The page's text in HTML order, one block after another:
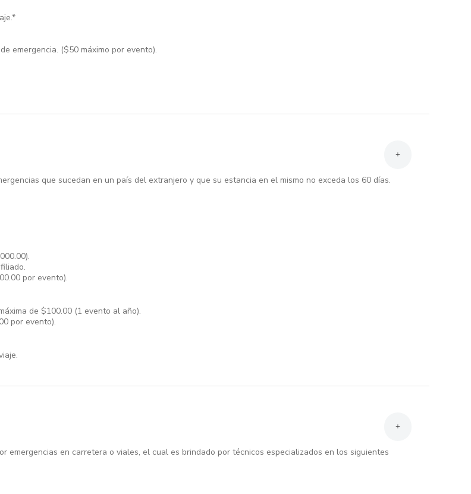
emergencia. ($50 máximo por evento).
+
que sucedan en un país del extranjero y que su estancia en el mismo no exceda los 60 días.
por evento).
de $100.00 (1 evento al año).
por evento).
+
emergencias en carretera o viales, el cual es brindado por técnicos especializados en los siguientes